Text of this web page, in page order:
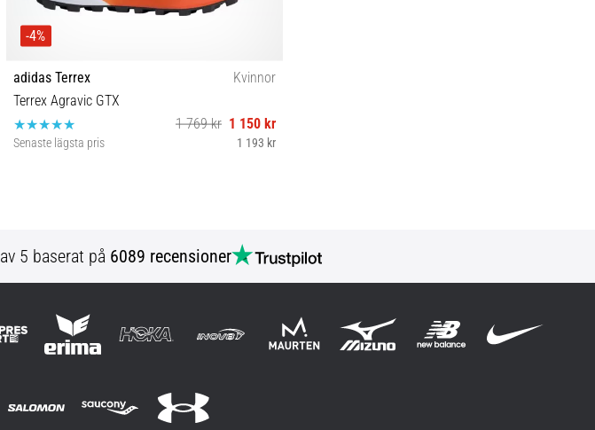
-4%
adidas Terrex
Kvinnor
Terrex Agravic GTX
1 769 kr 1 150 kr
Senaste lägsta pris 1 193 kr
av 5 baserat på 6089 recensioner